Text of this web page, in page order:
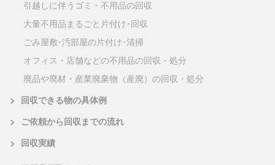
引越しに伴うゴミ・不用品の回収
大量不用品まるごと片付け･回収
ごみ屋敷･汚部屋の片付け･清掃
オフィス・店舗などの不用品の回収・処分
廃品や廃材・産業廃棄物（産廃）の回収・処分
回収できる物の具体例
ご依頼から回収までの流れ
回収実績